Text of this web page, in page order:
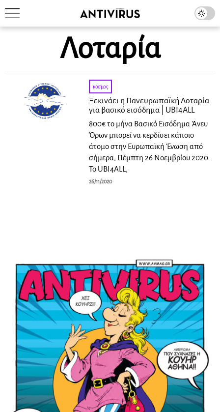
Λοταρία
κόσμος
Ξεκινάει η Πανευρωπαϊκή Λοταρία
για βασικό εισόδημα | UBI4ALL
800€ το μήνα Βασικό Εισόδημα Άνευ
Όρων μπορεί να κερδίσει κάποιο
άτομο στην Ευρωπαϊκή Ένωση από
σήμερα, Πέμπτη 26 Νοεμβρίου 2020.
Το UBI4ALL,
26/11/2020